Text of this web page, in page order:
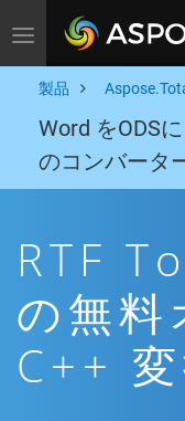
Toggle navigation
製品
Word をODS
のコンバータ
RTF
の無料
C++